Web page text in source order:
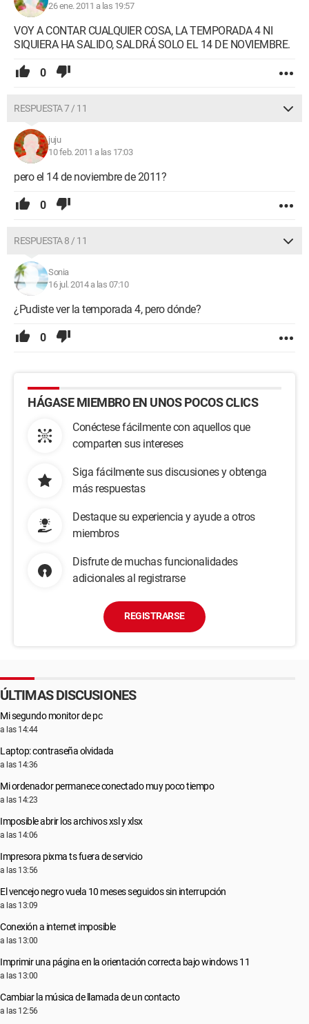
26 ene. 2011 a las 19:57
VOY A CONTAR CUALQUIER COSA, LA TEMPORADA 4 NI
SIQUIERA HA SALIDO, SALDRÁ SOLO EL 14 DE NOVIEMBRE.
0
RESPUESTA 7 / 11
juju
10 feb. 2011 a las 17:03
pero el 14 de noviembre de 2011?
0
RESPUESTA 8 / 11
Sonia
16 jul. 2014 a las 07:10
¿Pudiste ver la temporada 4, pero dónde?
0
HÁGASE MIEMBRO EN UNOS POCOS CLICS
Conéctese fácilmente con aquellos que
comparten sus intereses
Siga fácilmente sus discusiones y obtenga
más respuestas
Destaque su experiencia y ayude a otros
miembros
Disfrute de muchas funcionalidades
adicionales al registrarse
REGISTRARSE
ÚLTIMAS DISCUSIONES
Mi segundo monitor de pc
a las 14:44
Laptop: contraseña olvidada
a las 14:36
Mi ordenador permanece conectado muy poco tiempo
a las 14:23
Imposible abrir los archivos xsl y xlsx
a las 14:06
Impresora pixma ts fuera de servicio
a las 13:56
El vencejo negro vuela 10 meses seguidos sin interrupción
a las 13:09
Conexión a internet imposible
a las 13:00
Imprimir una página en la orientación correcta bajo windows 11
a las 13:00
Cambiar la música de llamada de un contacto
a las 12:56